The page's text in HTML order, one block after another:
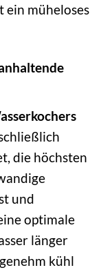
ein müheloses
die höchsten
und
optimale
länger
kühl